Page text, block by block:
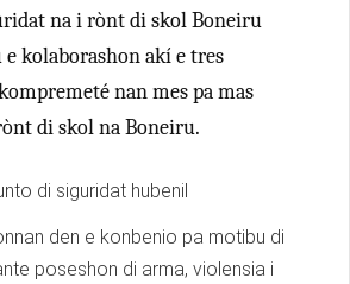
na i rònt di skol Boneiru
e kolaborashon akí e tres
nan mes pa mas
di skol na Boneiru.
di siguridat hubenil
den e konbenio pa motibu di
poseshon di arma, violensia i